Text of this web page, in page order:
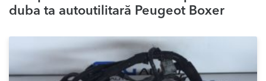
duba ta autoutilitară Peugeot Boxer